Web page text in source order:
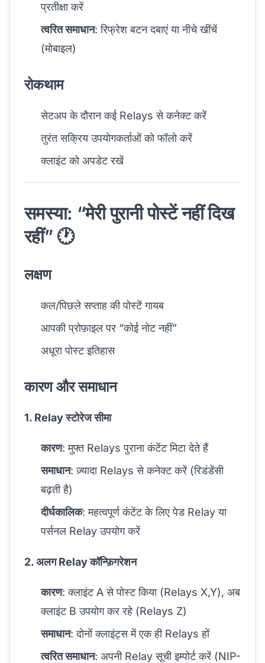
प्रतीक्षा करें
त्वरित समाधान: रिफ्रेश बटन दबाएं या नीचे खींचें
(मोबाइल)
रोकथाम
सेटअप के दौरान कई Relays से कनेक्ट करें
तुरंत सक्रिय उपयोगकर्ताओं को फॉलो करें
क्लाइंट को अपडेट रखें
समस्या: “मेरी पुरानी पोस्टें नहीं दिख
रहीं” 🕐
लक्षण
कल/पिछले सप्ताह की पोस्टें गायब
आपकी प्रोफ़ाइल पर “कोई नोट नहीं”
अधूरा पोस्ट इतिहास
कारण और समाधान
1. Relay स्टोरेज सीमा
कारण: मुफ्त Relays पुराना कंटेंट मिटा देते हैं
समाधान: ज़्यादा Relays से कनेक्ट करें (रिडंडेंसी
बढ़ती है)
दीर्घकालिक: महत्वपूर्ण कंटेंट के लिए पेड Relay या
पर्सनल Relay उपयोग करें
2. अलग Relay कॉन्फ़िगरेशन
कारण: क्लाइंट A से पोस्ट किया (Relays X,Y), अब
क्लाइंट B उपयोग कर रहे (Relays Z)
समाधान: दोनों क्लाइंट्स में एक ही Relays हों
त्वरित समाधान: अपनी Relay सूची इम्पोर्ट करें (NIP-